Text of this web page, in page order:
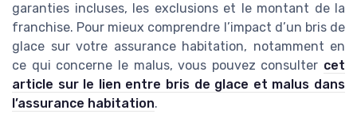
garanties incluses, les exclusions et le montant de la
franchise. Pour mieux comprendre l’impact d’un bris de
glace sur votre assurance habitation, notamment en
ce qui concerne le malus, vous pouvez consulter cet
article sur le lien entre bris de glace et malus dans
l’assurance habitation.